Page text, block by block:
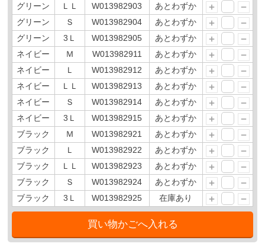
グリーン
ＬＬ W013982903
あとわずか
グリーン
Ｓ W013982904
あとわずか
グリーン
3Ｌ W013982905
あとわずか
ネイビー
Ｍ W013982911
あとわずか
ネイビー
Ｌ W013982912
あとわずか
ネイビー
ＬＬ W013982913
あとわずか
ネイビー
Ｓ W013982914
あとわずか
ネイビー
3Ｌ W013982915
あとわずか
ブラック
Ｍ W013982921
あとわずか
ブラック
Ｌ W013982922
あとわずか
ブラック
ＬＬ W013982923
あとわずか
ブラック
Ｓ W013982924
あとわずか
ブラック
3Ｌ W013982925 在庫あり